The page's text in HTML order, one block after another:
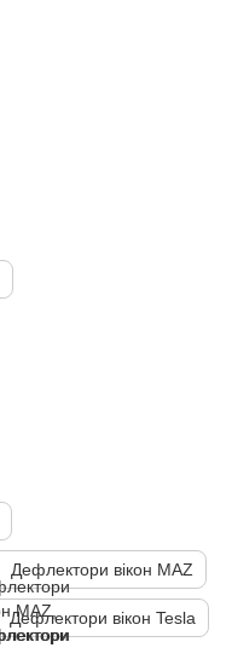
Дефлектори вікон MAZ
Дефлектори вікон Tesla